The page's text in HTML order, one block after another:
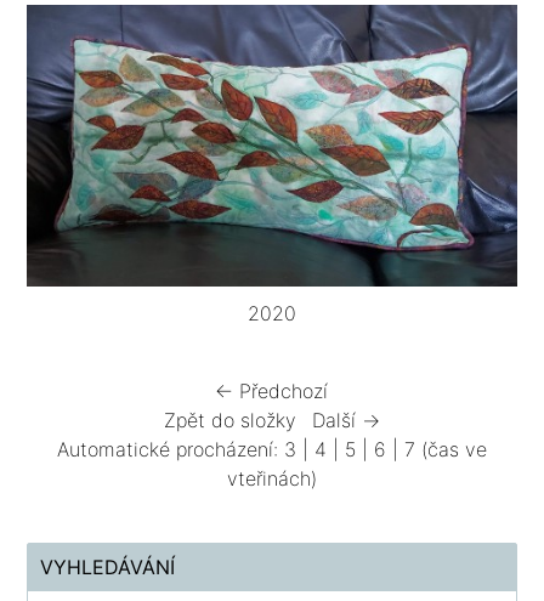
2020
← Předchozí
Zpět do složky
Další →
Automatické procházení: 3 4 5 6 7 (čas ve
vteřinách)
VYHLEDÁVÁNÍ